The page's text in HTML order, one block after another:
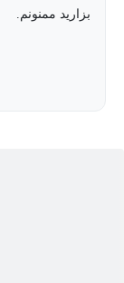
بزارید ممنونم.